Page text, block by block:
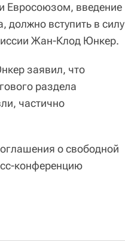
Евросоюзом, введение
должно вступить в силу
Жан-Клод Юнкер.
заявил, что
раздела
частично
о свободной
конференцию